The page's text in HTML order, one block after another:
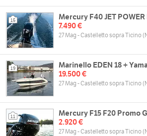
15
Mercury F40 JET
7.490 €
27 Mag - Castelletto sopra Ticino
19
Marinello EDEN 18 +
19.500 €
27 Mag - Castelletto sopra Ticino
11
Mercury F15 F20 Promo
2.920 €
27 Mag - Castelletto sopra Ticino